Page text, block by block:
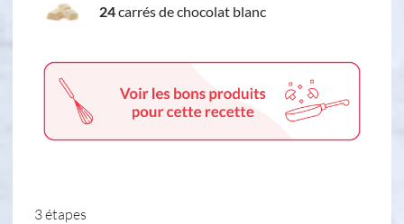
24carrés de chocolat blanc
3 étapes